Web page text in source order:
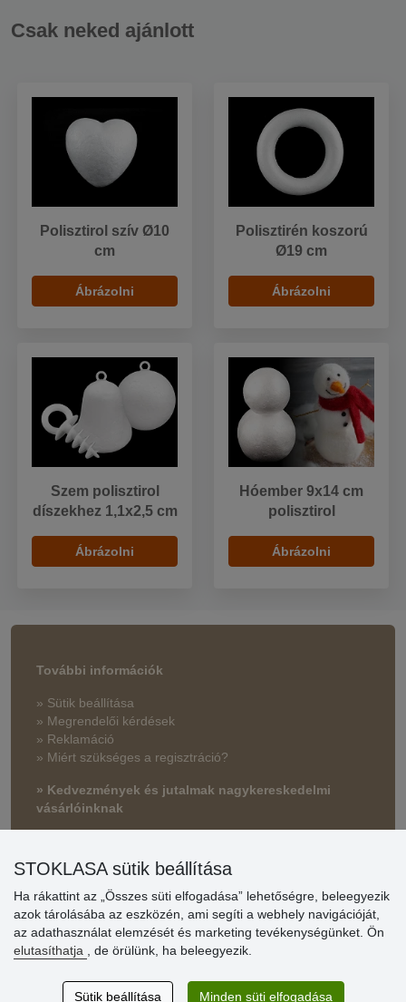
Csak neked ajánlott
Polisztirol szív Ø10
cm
Ábrázolni
Polisztirén koszorú
Ø19 cm
Ábrázolni
Szem polisztirol
díszekhez 1,1x2,5 cm
Ábrázolni
Hóember 9x14 cm
polisztirol
Ábrázolni
További információk
» Sütik beállítása
» Megrendelői kérdések
» Reklamáció
» Miért szükséges a regisztráció?
» Kedvezmények és jutalmak nagykereskedelmi
vásárlóinknak
Vásárlók
értékelése
Excellent service
Thank you.
STOKLASA sütik beállítása
Ha rákattint az „Összes süti elfogadása” lehetőségre, beleegyezik
azok tárolásába az eszközén, ami segíti a webhely navigációját,
az adathasználat elemzését és marketing tevékenységünket. Ön
elutasíthatja
, de örülünk, ha beleegyezik.
Sütik beállítása Minden süti elfogadása